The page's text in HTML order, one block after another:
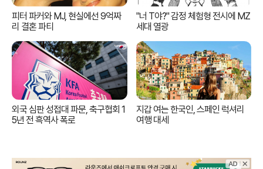
피터 파커와 MJ, 현실에선 9억짜
리 결혼 파티
외국 심판 성접대 파문, 축구협회 1
5년 전 흑역사 폭로
"너 T야?" 감정 체험형 전시에 MZ
세대 열광
지갑 여는 한국인, 스페인 럭셔리
여행 대세